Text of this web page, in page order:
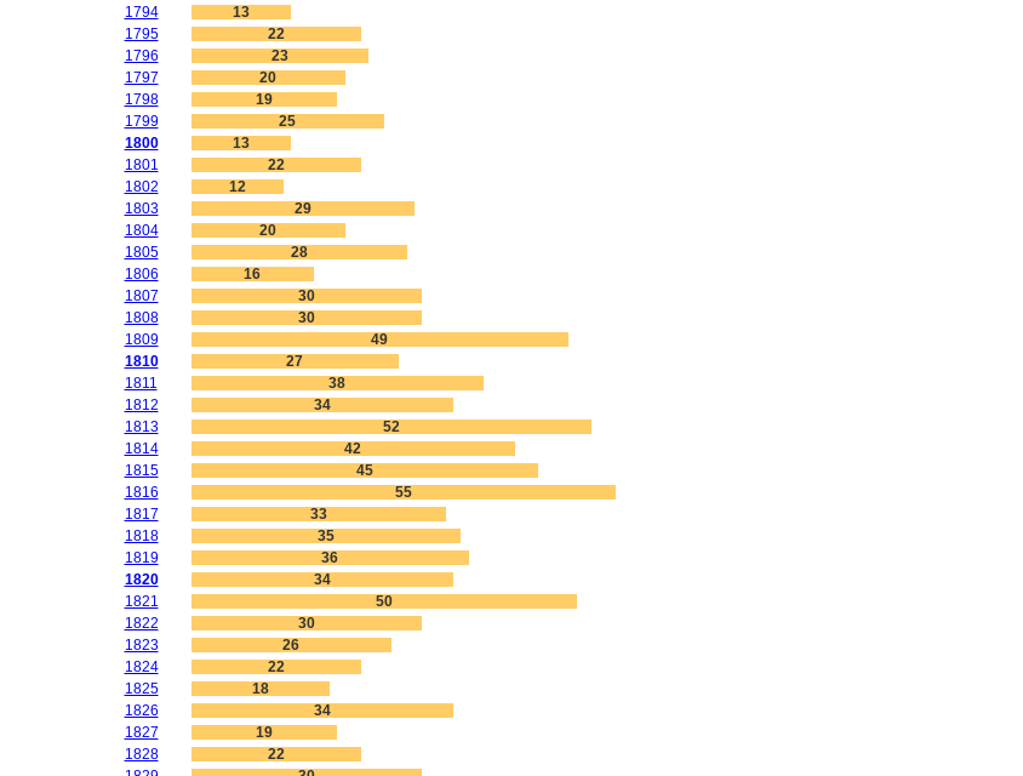
1794
13
1795
22
1796
23
1797
20
1798
19
1799
25
1800
13
1801
22
1802
12
1803
29
1804
20
1805
28
1806
16
1807
30
1808
30
1809
49
1810
27
1811
38
1812
34
1813
52
1814
42
1815
45
1816
55
1817
33
1818
35
1819
36
1820
34
1821
50
1822
30
1823
26
1824
22
1825
18
1826
34
1827
19
1828
22